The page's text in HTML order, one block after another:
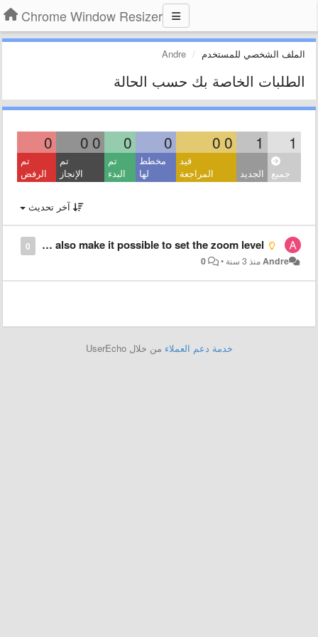
Chrome Window Resizer
الملف الشخصي للمستخدم Andre
الطلبات الخاصة بك حسب الحالة
1
1
0
0
0
0
0
0
0
جميع الجديد
قيد
المراجعة
مخطط
لها
تم
البدء
تم
الإنجاز
تم
الرفض
آخر تحديث
0 Can you also make it possible to set the zoom level?
Andreمنذ 3 سنة •
0
خدمة دعم العملاء من خلال UserEcho